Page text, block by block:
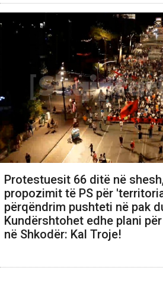
Protestuesit 66 ditë në
propozimit të PS për
përqëndrim pushteti në pak
Kundërshtohet edhe plani
në Shkodër: Kal Troje!